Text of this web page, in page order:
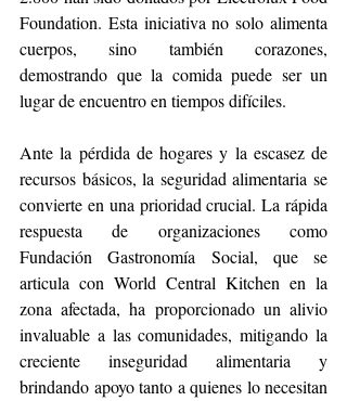
Foundation. Esta iniciativa no solo alimenta
cuerpos, sino también corazones,
demostrando que la comida puede ser un
lugar de encuentro en tiempos difíciles.
Ante la pérdida de hogares y la escasez de
recursos básicos, la seguridad alimentaria se
convierte en una prioridad crucial. La rápida
respuesta de organizaciones como
Fundación Gastronomía Social, que se
articula con World Central Kitchen en la
zona afectada, ha proporcionado un alivio
invaluable a las comunidades, mitigando la
creciente inseguridad alimentaria y
brindando apoyo tanto a quienes lo necesitan